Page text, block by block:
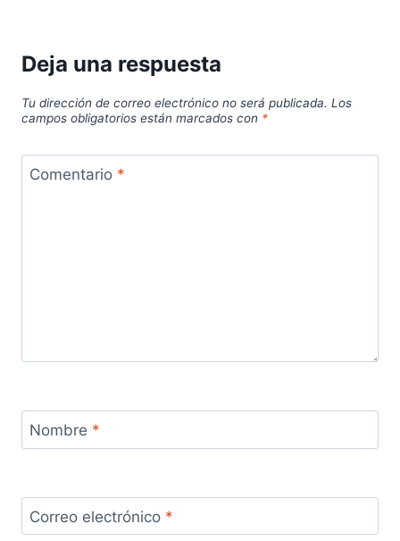
Deja una respuesta
Tu dirección de correo electrónico no será publicada. Los
campos obligatorios están marcados con *
Comentario *
Nombre *
Correo electrónico *